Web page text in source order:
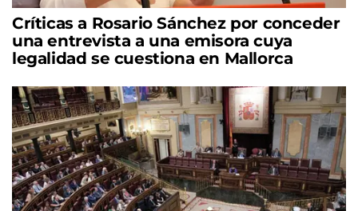
Críticas a Rosario Sánchez por conceder
una entrevista a una emisora cuya
legalidad se cuestiona en Mallorca